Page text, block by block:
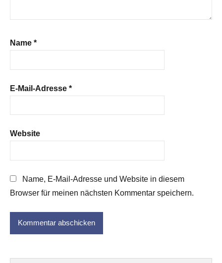
Name *
E-Mail-Adresse *
Website
Name, E-Mail-Adresse und Website in diesem
Browser für meinen nächsten Kommentar speichern.